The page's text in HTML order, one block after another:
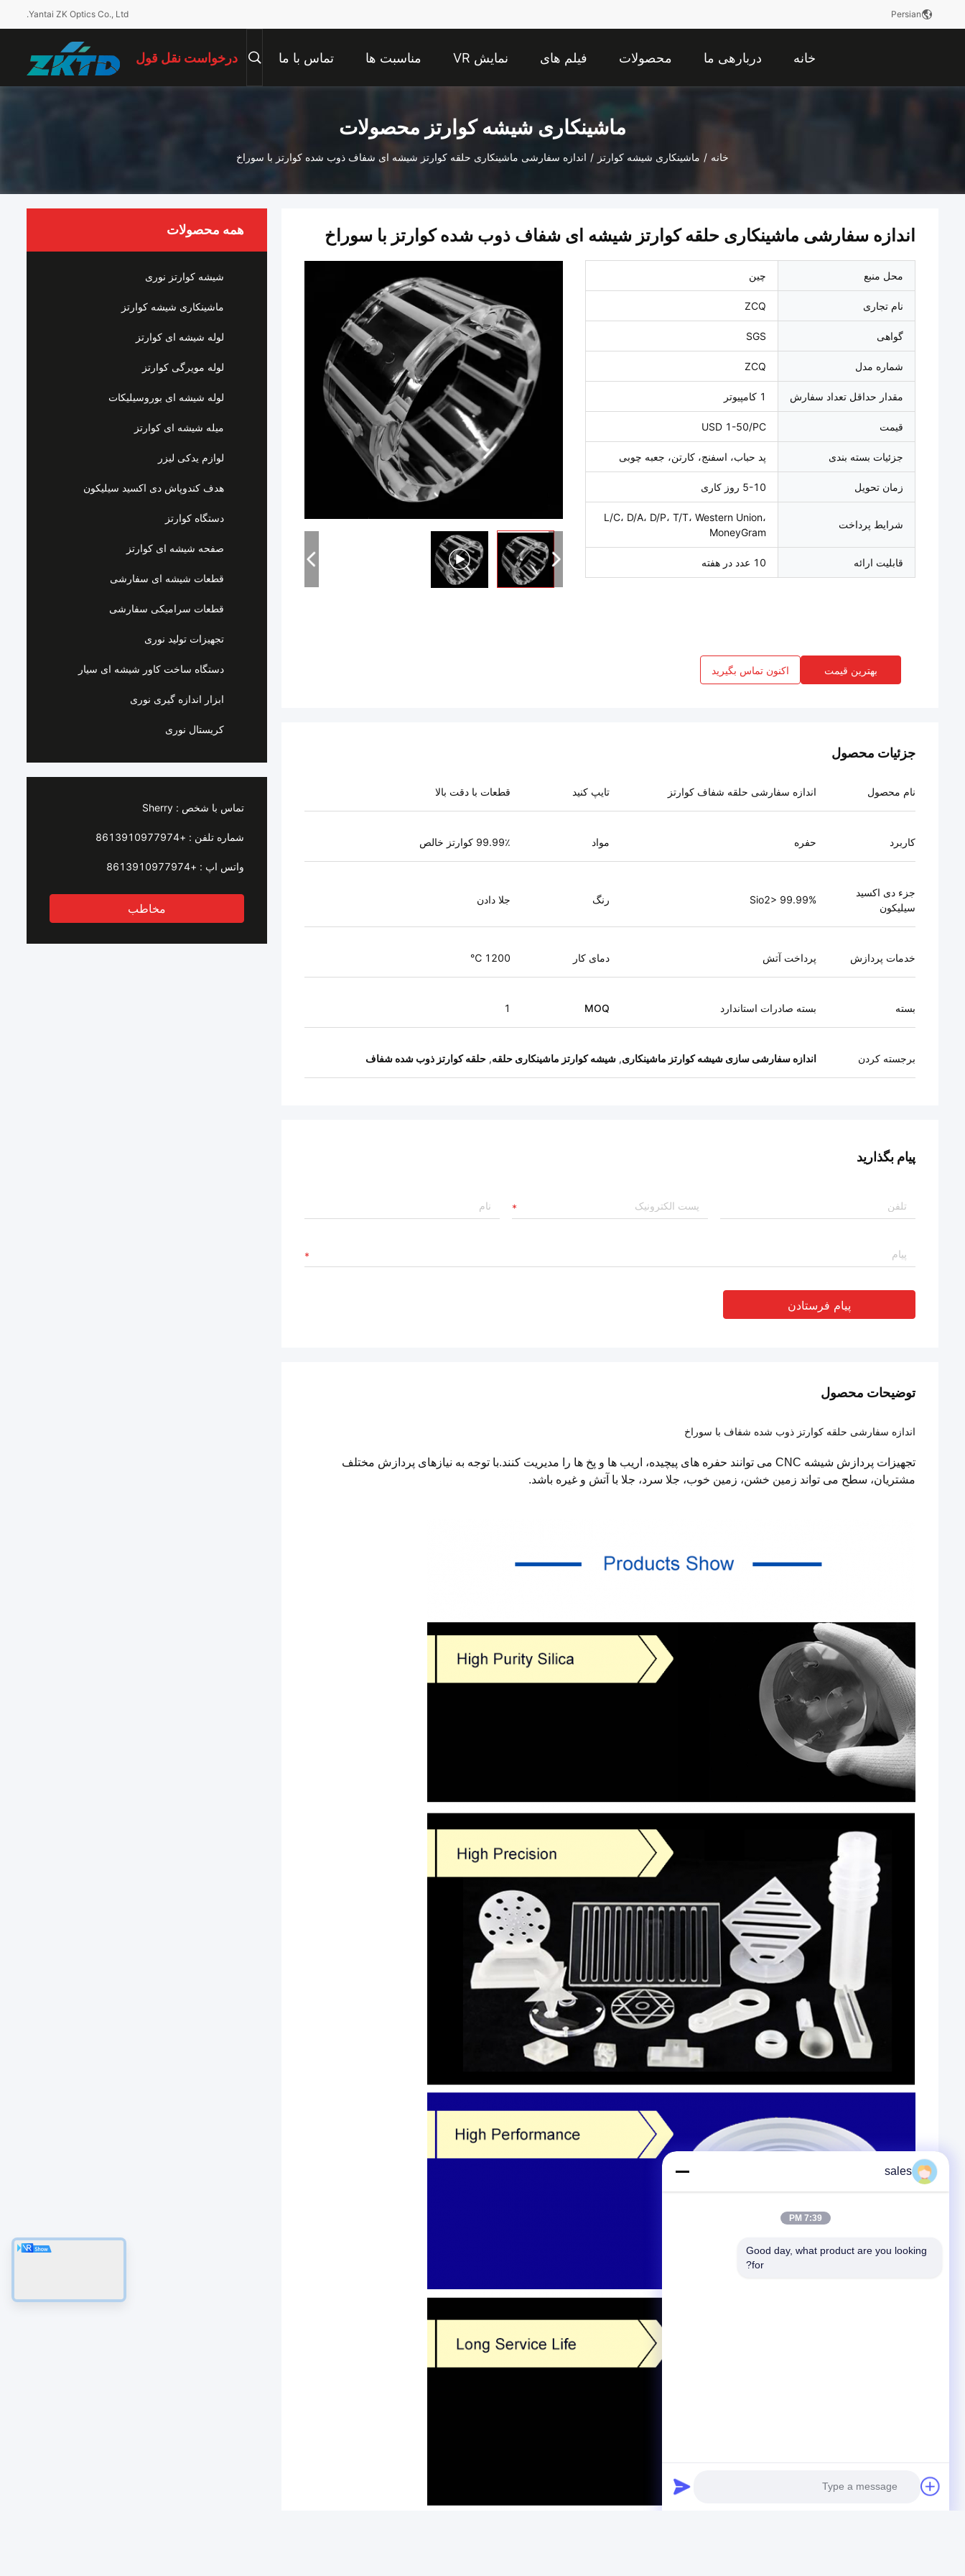
Yantai ZK Optics Co., Ltd. Persian
خانه دربارهی ما محصولات فیلم های نمایش VR مناسبت ها تماس با ما درخواست نقل قول
ماشینکاری شیشه کوارتز محصولات
خانه / ماشینکاری شیشه کوارتز / اندازه سفارشی ماشینکاری حلقه کوارتز شیشه ای شفاف ذوب شده کوارتز با سوراخ
همه محصولات
شیشه کوارتز نوری
ماشینکاری شیشه کوارتز
لوله شیشه ای کوارتز
لوله مویرگی کوارتز
لوله شیشه ای بوروسیلیکات
میله شیشه ای کوارتز
لوازم یدکی لیزر
هدف کندوپاش دی اکسید سیلیکون
دستگاه کوارتز
صفحه شیشه ای کوارتز
قطعات شیشه ای سفارشی
قطعات سرامیکی سفارشی
تجهیزات تولید نوری
دستگاه ساخت کاور شیشه ای سیار
ابزار اندازه گیری نوری
کریستال نوری
تماس با شخص : Sherry
شماره تلفن : +8613910977974
واتس اپ : +8613910977974
مخاطب
اندازه سفارشی ماشینکاری حلقه کوارتز شیشه ای شفاف ذوب شده کوارتز با سوراخ
محل منبع چین
نام تجاری ZCQ
گواهی SGS
شماره مدل ZCQ
مقدار حداقل تعداد سفارش 1 کامپیوتر
قیمت USD 1-50/PC
جزئیات بسته بندی پد حباب، اسفنج، کارتن، جعبه چوبی
زمان تحویل 5-10 روز کاری
شرایط پرداخت
L/C، D/A، D/P، T/T، Western Union،
MoneyGram
قابلیت ارائه 10 عدد در هفته
بهترین قیمت اکنون تماس بگیرید
جزئیات محصول
نام محصول اندازه سفارشی حلقه شفاف کوارتز تایپ کنید قطعات با دقت بالا
کاربرد حفره مواد 99.99٪ کوارتز خالص
جزء دی اکسید
سیلیکون
Sio2> 99.99% رنگ جلا دادن
خدمات پردازش پرداخت آتش دمای کار 1200 ℃
بسته بسته صادرات استاندارد MOQ
1
برجسته کردن اندازه سفارشی سازی شیشه کوارتز ماشینکاری, شیشه کوارتز ماشینکاری حلقه, حلقه کوارتز ذوب شده شفاف
پیام بگذارید
پیام فرستادن
توضیحات محصول
اندازه سفارشی حلقه کوارتز ذوب شده شفاف با سوراخ
تجهیزات پردازش شیشه CNC می توانند حفره های پیچیده، اریب ها و پخ ها را مدیریت کنند.با توجه به نیازهای پردازش مختلف
مشتریان، سطح می تواند زمین خشن، زمین خوب، جلا سرد، جلا با آتش و غیره باشد.
sales
7:39 PM
Good day, what product are you looking
for?